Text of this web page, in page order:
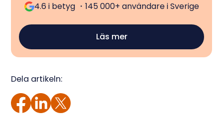
4.6 i betyg ・145 000+ användare i Sverige
Läs mer
Dela artikeln: